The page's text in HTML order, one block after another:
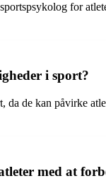
for
i sport?
de kan påvirke
med at